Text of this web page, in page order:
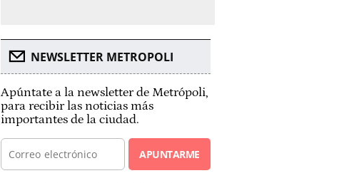
NEWSLETTER METROPOLI
Apúntate a la newsletter de Metrópoli,
para recibir las noticias más
importantes de la ciudad.
APUNTARME